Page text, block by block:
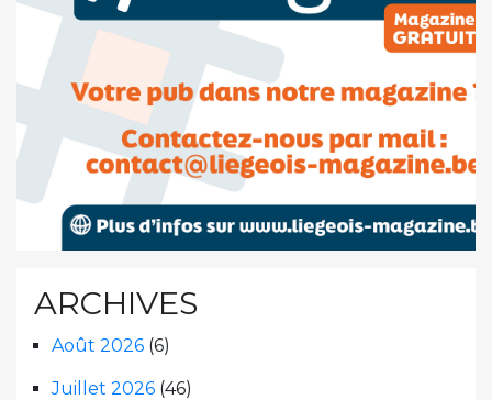
ARCHIVES
Août 2026 (6)
Juillet 2026 (46)